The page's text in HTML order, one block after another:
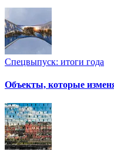
Спецвыпуск: итоги года
Объекты, которые